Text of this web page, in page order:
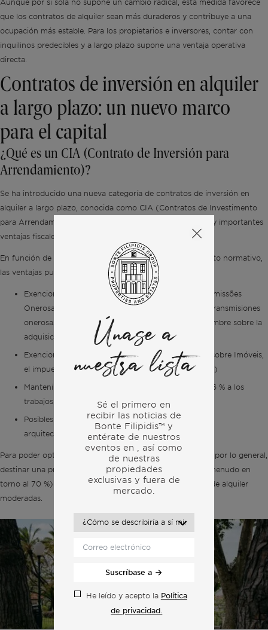
Aunque por sí sola no supone un cambio radical, esta medida favorece
que los contratos de alquiler sean más duraderos y contribuye a una
ocupación más estable. Para los propietarios e inversores, contar con
inquilinos predecibles y a largo plazo supone una ventaja operativa
directa.
Contratos de inversión en alquiler
a largo plazo: un nuevo marco
para el capital
¿Qué es un CIA (Contrato de Inversión para
Arrendamiento)?
Se ha introducido una nueva categoría de contratos de inversión en
alquiler a largo plazo, conocida como CIA (Contratos de Investimento
para Arrendamento), con una duración de hasta 25 años y importantes
ventajas fiscales.
En función de la estructura del proyecto y del cumplimiento normativo,
las ventajas pueden incluir:
Exenciones del IMT (Imposto Municipal sobre Transmissões
Onerosas de Imóveis, el impuesto municipal sobre transmisiones
onerosas de bienes inmuebles) y del impuesto de timbre sobre la
adquisición
Exenciones temporales del IMI (Imposto Municipal sobre Imóveis,
el impuesto municipal anual sobre bienes inmuebles)
Mantenimiento de la aplicación del tipo del IVA del 6 % a los
trabajos de construcción y rehabilitación
Posibles devoluciones parciales del IVA en estudios
arquitectónicos, técnicos y de viabilidad
Para poder optar a ello, los proyectos inmobiliarios deben, por lo general,
destinar una proporción considerable de las viviendas (a menudo en
torno al 70 %) a alquileres a largo plazo con condiciones de alquiler
moderadas.
Únase a
nuestra lista
Sé el primero en
recibir las noticias de
Bonte Filipidis™ y
entérate de nuestros
eventos en
, así como
de nuestras
propiedades
exclusivas y fuera de
mercado.
Suscríbase a
He leído y acepto la Política
de privacidad.